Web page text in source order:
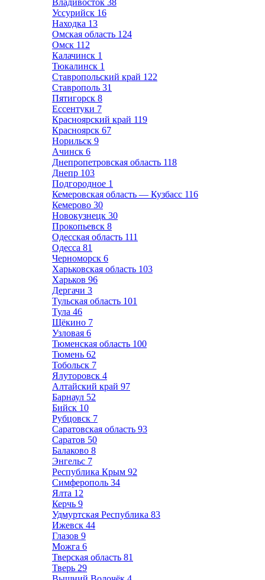
Владивосток 38
Уссурийск 16
Находка 13
Омская область 124
Омск 112
Калачинск 1
Тюкалинск 1
Ставропольский край 122
Ставрополь 31
Пятигорск 8
Ессентуки 7
Красноярский край 119
Красноярск 67
Норильск 9
Ачинск 6
Днепропетровская область 118
Днепр 103
Подгородное 1
Кемеровская область — Кузбасс 116
Кемерово 30
Новокузнецк 30
Прокопьевск 8
Одесская область 111
Одесса 81
Черноморск 6
Харьковская область 103
Харьков 96
Дергачи 3
Тульская область 101
Тула 46
Щёкино 7
Узловая 6
Тюменская область 100
Тюмень 62
Тобольск 7
Ялуторовск 4
Алтайский край 97
Барнаул 52
Бийск 10
Рубцовск 7
Саратовская область 93
Саратов 50
Балаково 8
Энгельс 7
Республика Крым 92
Симферополь 34
Ялта 12
Керчь 9
Удмуртская Республика 83
Ижевск 44
Глазов 9
Можга 6
Тверская область 81
Тверь 29